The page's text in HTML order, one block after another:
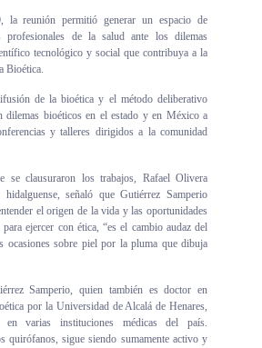
la reunión permitió generar un espacio de
de la salud ante los dilemas
tecnológico y social que contribuya a la
Bioética.
de la bioética y el método deliberativo
dilemas bioéticos en el estado y en México a
y talleres dirigidos a la comunidad
se clausuraron los trabajos, Rafael Olivera
señaló que Gutiérrez Samperio
el origen de la vida y las oportunidades
ejercer con ética, “es el cambio audaz del
ocasiones sobre piel por la pluma que dibuja
Samperio, quien también es doctor en
por la Universidad de Alcalá de Henares,
en varias instituciones médicas del país.
quirófanos, sigue siendo sumamente activo y